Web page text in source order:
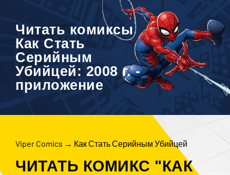
Читать комиксы
Как Стать
Серийным
Убийцей: 2008 г. -
приложение
Viper Comics → Как Стать Серийным Убийцей
ЧИТАТЬ КОМИКС "КАК